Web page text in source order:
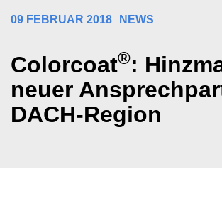
09 FEBRUAR 2018 NEWS
Colorcoat®:
neuer
DACH-Region